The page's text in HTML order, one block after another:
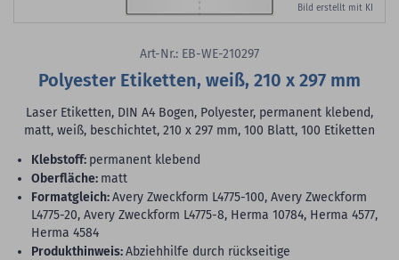
Bild erstellt mit KI
Art-Nr.: EB-WE-210297
Polyester Etiketten, weiß, 210 x 297 mm
Laser Etiketten, DIN A4 Bogen, Polyester, permanent klebend,
matt, weiß, beschichtet, 210 x 297 mm, 100 Blatt, 100 Etiketten
Klebstoff: permanent klebend
Oberfläche: matt
Formatgleich:Avery Zweckform L4775-100, Avery Zweckform
L4775-20, Avery Zweckform L4775-8, Herma 10784, Herma 4577,
Herma 4584
Produkthinweis:Abziehhilfe durch rückseitige